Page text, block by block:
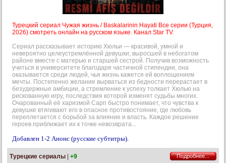
Турецкий сериал Чужая жизнь / Baskalarinin Hayati Все серии (Турция,
2026) смотреть онлайн на русском языке. Канал Star TV.
Сериал рассказывает историю Хюльи — красивой, умной и
невероятно целеустремлённой девушки, выросшей в небогатом
районе вместе с матерью и старшей сестрой. Получив возможность
учиться в университете благодаря частичной стипендии, она
оказывается среди людей, чья жизнь кажется ей воплощением
мечты. Постепенно желание вырваться из бедности перерастает в
безудержные амбиции, а стремление к успеху толкает Хюлью на
рискованную игру, последствия которой изменят судьбы многих.
Очарованный её харизмой Сарп быстро понимает, что чувства к
девушке втягивают его в опасное противостояние, где любовь
переплетается с борьбой за влияние и власть. Каждое решение
героев приближает их к точке невозврата...
Добавлен 1-2 Анонс (русские субтитры).
Турецкие сериалы | +9 Подробнее...